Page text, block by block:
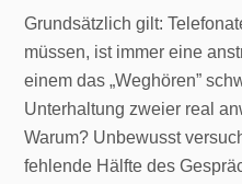
Grundsätzlich gilt:
müssen, ist immer eine
einem das „Weghören”
Unterhaltung zweier real
Warum? Unbewusst
fehlende Hälfte des